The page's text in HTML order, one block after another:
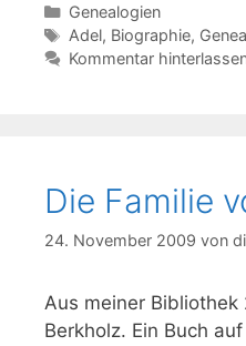
Kategorien
Genealogien
Schlagwörter
Adel, Biographie,
Kommentar
Die Familie
24. November 2009 von
Aus meiner
Berkholz. Ein Buch